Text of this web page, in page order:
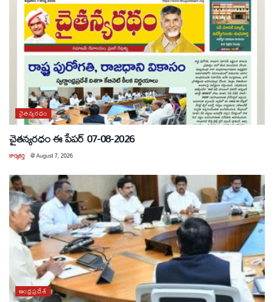
చైతన్యరధం
చైతన్యరధం ఈ పేపర్ 07-08-2026
కార్యకర్త @August 7, 2026
ఆంధ్రప్రదేశ్